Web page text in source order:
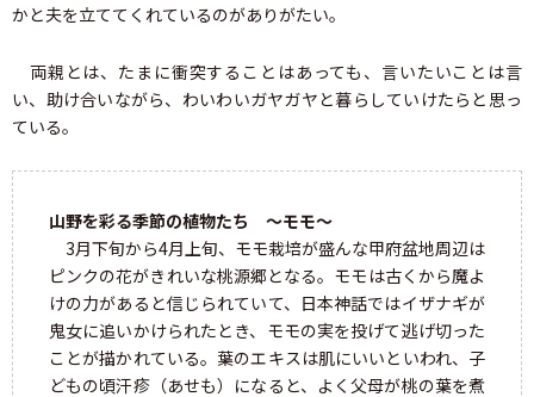
かと夫を立ててくれているのがありがたい。
両親とは、たまに衝突することはあっても、言いたいことは言
い、助け合いながら、わいわいガヤガヤと暮らしていけたらと思っ
ている。
山野を彩る季節の植物たち ～モモ～
3月下旬から4月上旬、モモ栽培が盛んな甲府盆地周辺は
ピンクの花がきれいな桃源郷となる。モモは古くから魔よ
けの力があると信じられていて、日本神話ではイザナギが
鬼女に追いかけられたとき、モモの実を投げて逃げ切った
ことが描かれている。葉のエキスは肌にいいといわれ、子
どもの頃汗疹（あせも）になると、よく父母が桃の葉を煮